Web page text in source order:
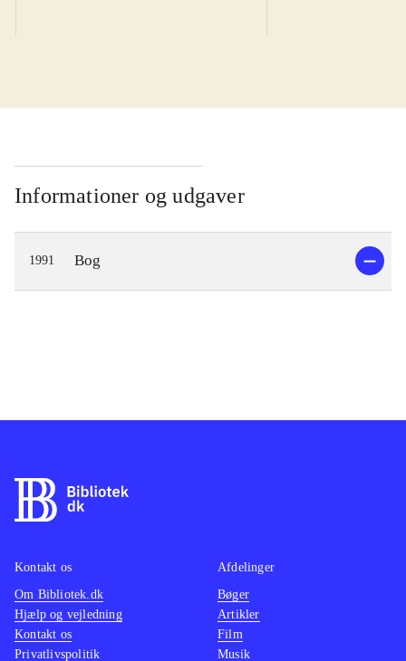
Informationer og udgaver
1991 Bog
Kontakt os
Om Bibliotek.dk
Hjælp og vejledning
Kontakt os
Privatlivspolitik
Afdelinger
Bøger
Artikler
Film
Musik